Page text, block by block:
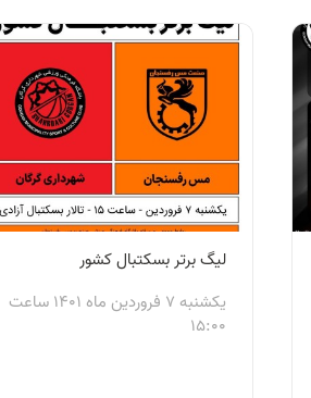
لیگ برتر بسکتبال کشور
یکشنبه 7 فروردین ماه 1401 ساعت
15:00